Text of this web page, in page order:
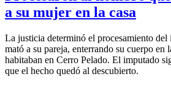
a su mujer en la casa
La justicia determinó el procesamiento
mató a su pareja, enterrando su cuerpo en
habitaban en Cerro Pelado. El imputado
que el hecho quedó al descubierto.